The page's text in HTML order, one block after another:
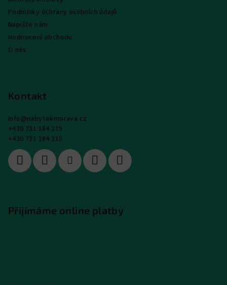
Podmínky ochrany osobních údajů
Napište nám
Hodnocení obchodu
O nás
Kontakt
info@nabytekmorava.cz
+420 731 184 215
+420 731 184 215
Přijímáme online platby